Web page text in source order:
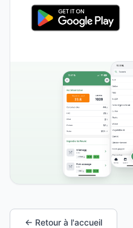
← Retour à l'accueil